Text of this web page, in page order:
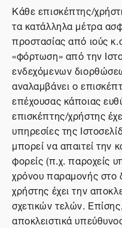
Κάθε επισκέπτης/
τα κατάλληλα μέτρα
προστασίας από ιούς
«φόρτωση» από την
ενδεχόμενων
αναλαμβάνει ο
επέχουσας κάποιας
επισκέπτης/χρήστης
υπηρεσίες της
μπορεί να απαιτεί την
φορείς (π.χ. παροχείς
χρόνου παραμονής στο
χρήστης έχει την
σχετικών τελών.
αποκλειστικά